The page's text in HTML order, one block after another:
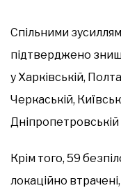
Спільними
підтверджено
у Харківській,
Черкаській,
Дніпропетровській
Крім того, 59
локаційно